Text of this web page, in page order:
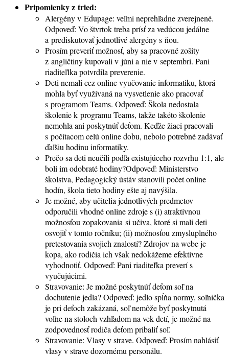
Pripomienky z tried:
Alergény v Edupage: veľmi neprehľadne zverejnené.
Odpoveď: Vo štvrtok treba prísť za vedúcou jedálne
a prediskutovať jednotlivé alergény s ňou.
Prosím preveriť možnosť, aby sa pracovné zošity
z angličtiny kupovali v júni a nie v septembri. Pani
riaditeľlka potvrdila preverenie.
Deti nemali cez online vyučovanie informatiku, ktorá
mohla byť využívaná na vysvetlenie ako pracovať
s programom Teams. Odpoveď: Škola nedostala
školenie k programu Teams, takže takéto školenie
nemohla ani poskytnúť deťom. Keďže žiaci pracovali
s počítacom celú online dobu, nebolo potrebné zadávať
ďaľšiu hodinu informatiky.
Prečo sa deti neučili podľa existujúceho rozvrhu 1:1, ale
boli im odobraté hodiny?Odpoveď: Ministerstvo
školstva, Pedagogický ústáv stanovili počet online
hodín, škola tieto hodiny ešte aj navýšila.
Je možné, aby učitelia jednotlivých predmetov
odporučili vhodné online zdroje s (i) atraktívnou
možnosťou zopakovania si učiva, ktoré si mali deti
osvojiť v tomto ročníku; (ii) možnosťou zmysluplného
pretestovania svojich znalostí? Zdrojov na webe je
kopa, ako rodičia ich však nedokážeme efektívne
vyhodnotiť. Odpoveď: Pani riaditeľka preverí s
vyučujúcimi.
Stravovanie: Je možné poskytnúť deťom soľ na
dochutenie jedla? Odpoveď: jedlo spĺňa normy, soľnička
je pri deťoch zakázaná, soľ nemôže byť poskytnutá
voľne na stoloch vzhľadom na vek detí, je možné na
zodpovednosť rodiča deťom pribaliť soľ.
Stravovanie: Vlasy v strave. Odpoveď: Prosím nahlásiť
vlasy v strave dozornému personálu.